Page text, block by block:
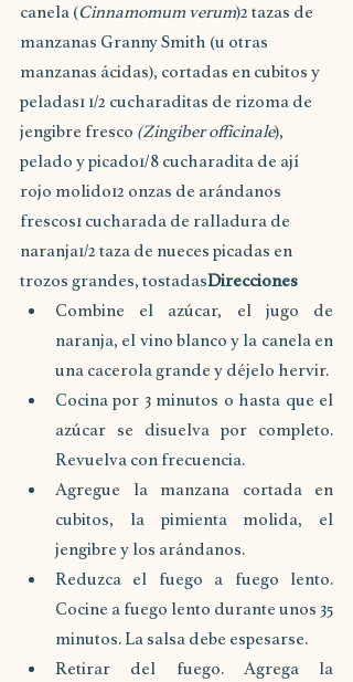
canela (Cinnamomum verum)2 tazas de
manzanas Granny Smith (u otras
manzanas ácidas), cortadas en cubitos y
peladas1 1/2 cucharaditas de rizoma de
jengibre fresco (Zingiber officinale),
pelado y picado1/8 cucharadita de ají
rojo molido12 onzas de arándanos
frescos1 cucharada de ralladura de
naranja1/2 taza de nueces picadas en
trozos grandes, tostadasDirecciones
Combine el azúcar, el jugo de
naranja, el vino blanco y la canela en
una cacerola grande y déjelo hervir.
Cocina por 3 minutos o hasta que el
azúcar se disuelva por completo.
Revuelva con frecuencia.
Agregue la manzana cortada en
cubitos, la pimienta molida, el
jengibre y los arándanos.
Reduzca el fuego a fuego lento.
Cocine a fuego lento durante unos 35
minutos. La salsa debe espesarse.
Retirar del fuego. Agrega la